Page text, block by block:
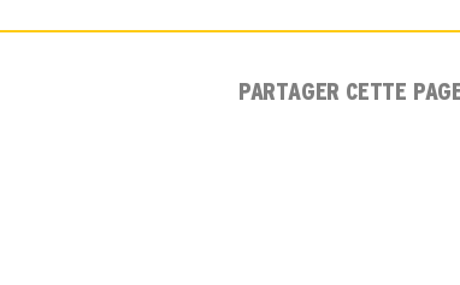
PARTAGER CETTE